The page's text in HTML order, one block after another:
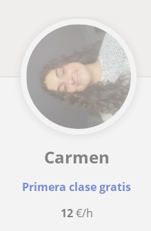
Carmen
Primera clase gratis
12€/h